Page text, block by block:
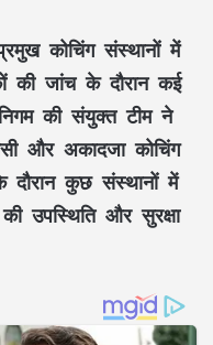
कोचिंग संस्थानों में
की जांच के दौरान कई
की संयुक्त टीम ने
और अकादजा कोचिंग
दौरान कुछ संस्थानों में
की उपस्थिति और सुरक्षा